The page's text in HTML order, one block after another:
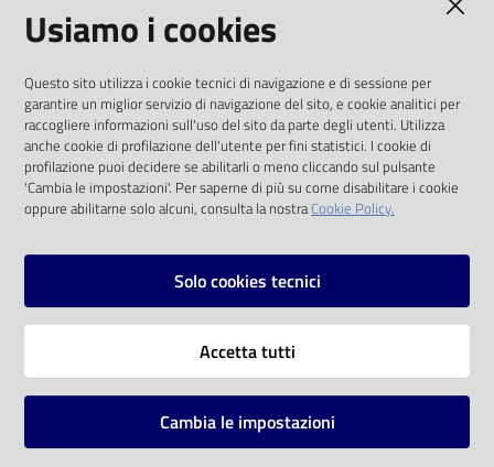
solo alle condizioni previste dalla direttiva
comunitaria 2003/98/CE e dal d.lgs. 36/2006
SOCIAL
Instagram
Vai alla pagina
Mappa del sito
Usiamo i cookies
Questo sito utilizza i cookie tecnici di navigazione e di sessione per
garantire un miglior servizio di navigazione del sito, e cookie analitici per
raccogliere informazioni sull'uso del sito da parte degli utenti. Utilizza
anche cookie di profilazione dell'utente per fini statistici. I cookie di
profilazione puoi decidere se abilitarli o meno cliccando sul pulsante
'Cambia le impostazioni'. Per saperne di più su come disabilitare i cookie
oppure abilitarne solo alcuni, consulta la nostraCookie Policy.
Solo cookies tecnici
Accetta tutti
Cambia le impostazioni